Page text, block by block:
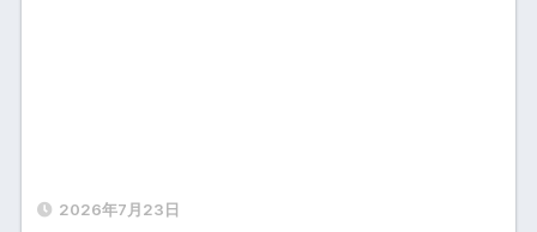
2026年7月23日